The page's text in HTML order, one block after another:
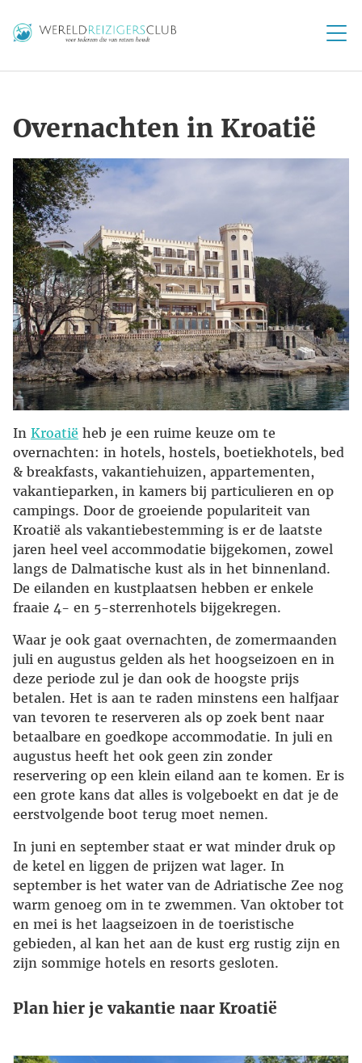
Overnachten in Kroatië
In Kroatië heb je een ruime keuze om te
overnachten: in hotels, hostels, boetiekhotels, bed
& breakfasts, vakantiehuizen, appartementen,
vakantieparken, in kamers bij particulieren en op
campings. Door de groeiende populariteit van
Kroatië als vakantiebestemming is er de laatste
jaren heel veel accommodatie bijgekomen, zowel
langs de Dalmatische kust als in het binnenland.
De eilanden en kustplaatsen hebben er enkele
fraaie 4- en 5-sterrenhotels bijgekregen.
Waar je ook gaat overnachten, de zomermaanden
juli en augustus gelden als het hoogseizoen en in
deze periode zul je dan ook de hoogste prijs
betalen. Het is aan te raden minstens een halfjaar
van tevoren te reserveren als op zoek bent naar
betaalbare en goedkope accommodatie. In juli en
augustus heeft het ook geen zin zonder
reservering op een klein eiland aan te komen. Er is
een grote kans dat alles is volgeboekt en dat je de
eerstvolgende boot terug moet nemen.
In juni en september staat er wat minder druk op
de ketel en liggen de prijzen wat lager. In
september is het water van de Adriatische Zee nog
warm genoeg om in te zwemmen. Van oktober tot
en mei is het laagseizoen in de toeristische
gebieden, al kan het aan de kust erg rustig zijn en
zijn sommige hotels en resorts gesloten.
Plan hier je vakantie naar Kroatië